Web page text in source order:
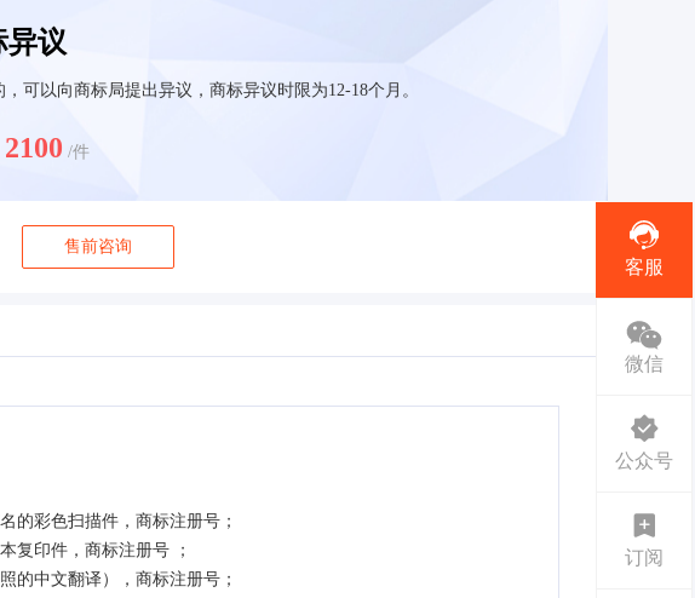
异议
可以向商标局提出异议，商标异议时限为12-18个月。
2100 /件
售前咨询
彩色扫描件，商标注册号；
复印件，商标注册号 ；
中文翻译），商标注册号；
客服
微信
公众号
订阅